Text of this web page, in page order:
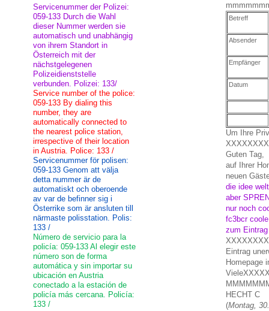
Betreff
Absender
Empfänger
Datum
Um Ihre
Guten Tag,
auf Ihrer
neuen
die idee
aber
nur noch
fc3bcr
zum
Eintrag
Homepage
HECHT C
(Montag,
Servicenummer der Polizei:
059-133 Durch die Wahl
dieser Nummer werden sie
automatisch und unabhängig
von ihrem Standort in
Österreich mit der
nächstgelegenen
Polizeidienststelle
verbunden. Polizei: 133/
Service number of the police:
059-133 By dialing this
number, they are
automatically connected to
the nearest police station,
irrespective of their location
in Austria. Police: 133 /
Servicenummer för polisen:
059-133 Genom att välja
detta nummer är de
automatiskt och oberoende
av var de befinner sig i
Österrike som är ansluten till
närmaste polisstation. Polis:
133 /
Número de servicio para la
policía: 059-133 Al elegir este
número son de forma
automática y sin importar su
ubicación en Austria
conectado a la estación de
policía más cercana. Policía:
133 /